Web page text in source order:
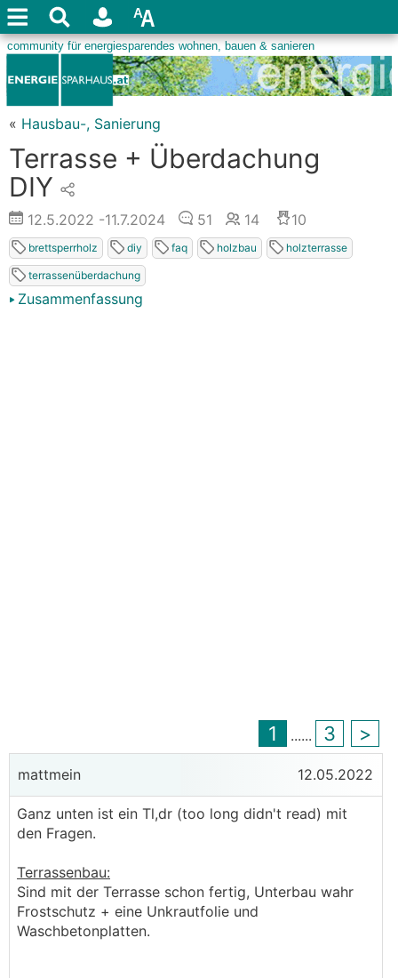
« Hausbau-, Sanierung
Terrasse + Überdachung
DIY
12.5.2022 -11.7.2024 51 14 10
brettsperrholz diy faq holzbau holzterrasse
terrassenüberdachung
Zusammenfassung
1 ...... 3 >
mattmein 12.05.2022
Ganz unten ist ein Tl,dr (too long didn't read) mit
den Fragen.
Terrassenbau:
Sind mit der Terrasse schon fertig, Unterbau wahr
Frostschutz + eine Unkrautfolie und
Waschbetonplatten.